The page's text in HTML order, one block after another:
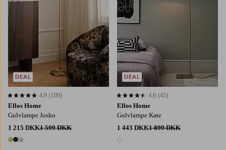
Ellos Home
Gulvlampe Josho
1 215 DKK1 599 DKK
3 farver
4,9 baseret på 109 bedømmelser
4,9 (109)
DEAL
Ellos Home
Gulvlampe Kate
1 443 DKK1 899 DKK
1 farve
4,6 baseret på 45 bedømmelser
4,6 (45)
DEAL